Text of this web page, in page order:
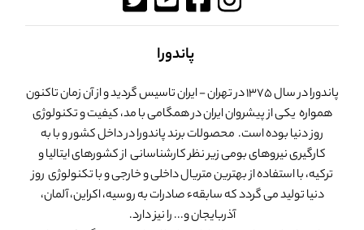
پاندورا
پاندورا در سال 1375 در تهران - ایران تاسیس گردید و از آن زمان تاکنون
همواره یکی از پیشروان ایران در همگامی با مد، کیفیت و تکنولوژی
روز دنیا بوده است. محصولات برند پاندورا در داخل کشور و با به
کارگیری نیروهای بومی زیر نظر کارشناسانی از کشورهای ایتالیا و
ترکیه، با استفاده از بهترین متریال داخلی و خارجی و با تکنولوژی روز
دنیا تولید می گردد که سابقهء صادرات به روسیه، اکراین، آلمان،
آذربایجان و... را نیز دارد.